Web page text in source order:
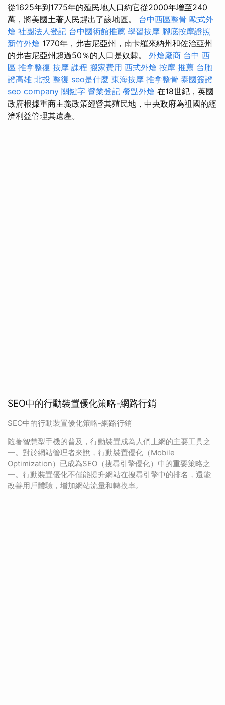
從1625年到1775年的殖民地人口約它從2000年增至240
萬，將美國土著人民趕出了該地區。 台中西區整骨 歐式外
燴 社團法人登記 台中國術館推薦 學習按摩 腳底按摩證照
新竹外燴 1770年，弗吉尼亞州，南卡羅來納州和佐治亞州
的弗吉尼亞州超過50％的人口是奴隸。 外燴廠商 台中 西
區 推拿整復 按摩 課程 搬家費用 西式外燴 按摩 推薦 台胞
證高雄 北投 整復 seo是什麼 東海按摩 推拿整骨 泰國簽證
seo company 關鍵字 營業登記 餐點外燴 在18世紀，英國
政府根據重商主義政策經營其殖民地，中央政府為祖國的經
濟利益管理其遺產。
SEO中的行動裝置優化策略-網路行銷
SEO中的行動裝置優化策略-網路行銷
隨著智慧型手機的普及，行動裝置成為人們上網的主要工具之
一。對於網站管理者來說，行動裝置優化（Mobile
Optimization）已成為SEO（搜尋引擎優化）中的重要策略之
一。行動裝置優化不僅能提升網站在搜尋引擎中的排名，還能
改善用戶體驗，增加網站流量和轉換率。